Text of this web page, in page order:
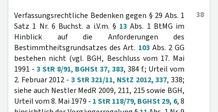
38
Verfassungsrechtliche Bedenken gegen § 29 Abs. 1
Satz 1 Nr. 6 Buchst. a i.V.m. § 13 Abs. 1 BtMG im
Hinblick auf die Anforderungen des
Bestimmtheitsgrundsatzes des Art. 103Abs. 2 GG
bestehen nicht (vgl. BGH, Beschluss vom 17. Mai
1991 - 3 StR 8/91, BGHSt 37, 383, 384 f.; Urteil vom
2. Februar 2012 - 3 StR 321/11, NStZ 2012, 337, 338;
siehe auch Nestler MedR 2009, 211, 215 sowie BGH,
Urteil vom 8. Mai 1979 - 1 StR 118/79, BGHSt 29, 6, 8